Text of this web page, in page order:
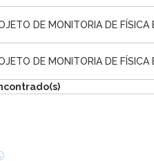
DE MONITORIA DE FÍSICA
DE MONITORIA DE FÍSICA